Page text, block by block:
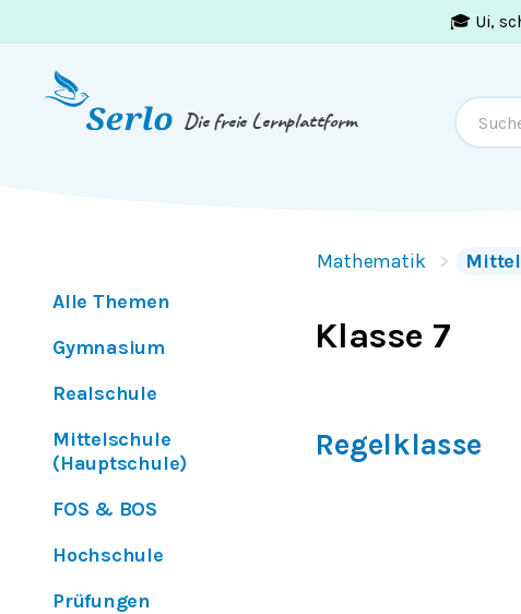
🎓 Ui,
Die freie Lernplattform
Alle Themen
Gymnasium
Realschule
Mittelschule
(Hauptschule)
FOS & BOS
Hochschule
Prüfungen
Mathematik
Klasse 7
Regelklasse